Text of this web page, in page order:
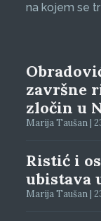
na kojem se
završne
zločin u
Marija Taušan |
Ristić i
ubistava
Marija Taušan |